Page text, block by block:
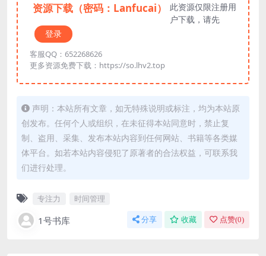
资源下载（密码：Lanfucai）
此资源仅限注册用
户下载，请先
登录
客服QQ：652268626
更多资源免费下载：https://so.lhv2.top
声明：本站所有文章，如无特殊说明或标注，均为本站原
创发布。任何个人或组织，在未征得本站同意时，禁止复
制、盗用、采集、发布本站内容到任何网站、书籍等各类媒
体平台。如若本站内容侵犯了原著者的合法权益，可联系我
们进行处理。
专注力 时间管理
1号书库 分享 收藏 点赞(0)